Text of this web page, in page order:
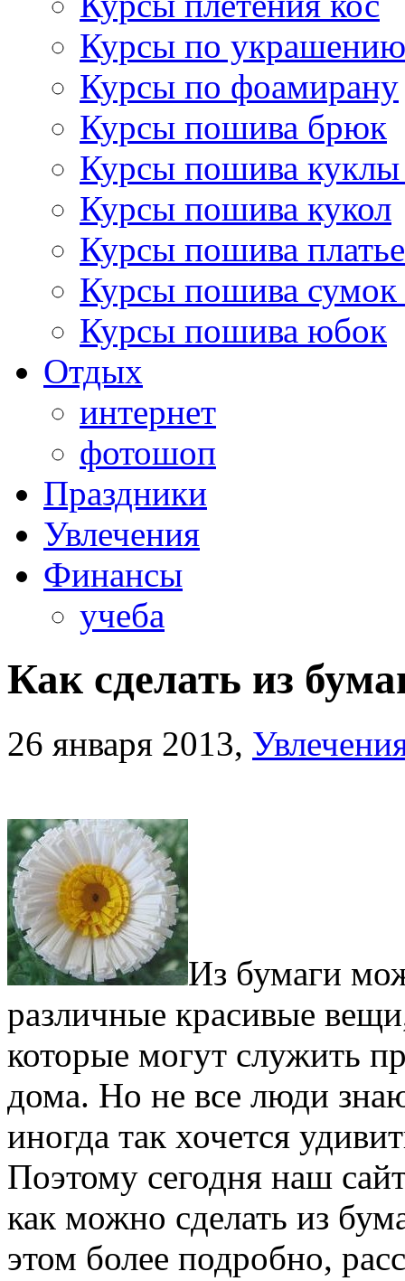
Курсы по украшению
Курсы по фоамирану
Курсы пошива брюк
Курсы пошива
Курсы пошива кукол
Курсы пошива
Курсы пошива сумок
Курсы пошива юбок
Отдых
интернет
фотошоп
Праздники
Увлечения
Финансы
учеба
Как сделать из
26 января 2013,
Из бумаги
различные красивые
которые могут служить
дома. Но не все люди
иногда так хочется
Поэтому сегодня наш
как можно сделать из
этом более подробно,